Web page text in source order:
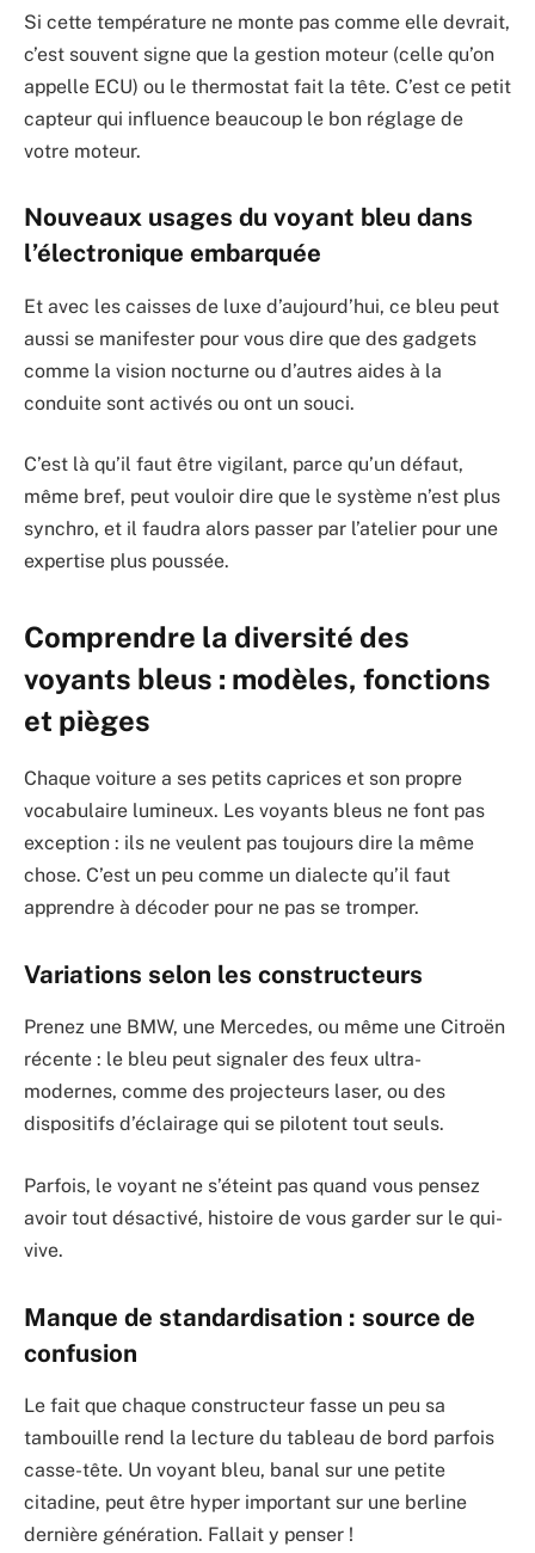
Si cette température ne monte pas comme elle devrait,
c’est souvent signe que la gestion moteur (celle qu’on
appelle ECU) ou le thermostat fait la tête. C’est ce petit
capteur qui influence beaucoup le bon réglage de
votre moteur.
Nouveaux usages du voyant bleu dans
l’électronique embarquée
Et avec les caisses de luxe d’aujourd’hui, ce bleu peut
aussi se manifester pour vous dire que des gadgets
comme la vision nocturne ou d’autres aides à la
conduite sont activés ou ont un souci.
C’est là qu’il faut être vigilant, parce qu’un défaut,
même bref, peut vouloir dire que le système n’est plus
synchro, et il faudra alors passer par l’atelier pour une
expertise plus poussée.
Comprendre la diversité des
voyants bleus : modèles, fonctions
et pièges
Chaque voiture a ses petits caprices et son propre
vocabulaire lumineux. Les voyants bleus ne font pas
exception : ils ne veulent pas toujours dire la même
chose. C’est un peu comme un dialecte qu’il faut
apprendre à décoder pour ne pas se tromper.
Variations selon les constructeurs
Prenez une BMW, une Mercedes, ou même une Citroën
récente : le bleu peut signaler des feux ultra-
modernes, comme des projecteurs laser, ou des
dispositifs d’éclairage qui se pilotent tout seuls.
Parfois, le voyant ne s’éteint pas quand vous pensez
avoir tout désactivé, histoire de vous garder sur le qui-
vive.
Manque de standardisation : source de
confusion
Le fait que chaque constructeur fasse un peu sa
tambouille rend la lecture du tableau de bord parfois
casse-tête. Un voyant bleu, banal sur une petite
citadine, peut être hyper important sur une berline
dernière génération. Fallait y penser !